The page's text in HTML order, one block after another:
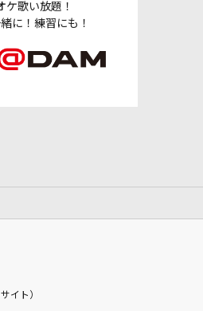
ケ歌い放題！
に！練習にも！
イト）